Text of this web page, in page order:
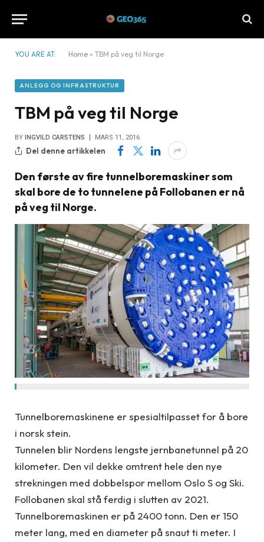
YOU ARE AT: Home » TBM på veg til Norge
ANLEGG OG INFRASTRUKTUR
TBM på veg til Norge
BY INGVILD CARSTENS MARS 11, 2016
Del denne artikkelen
Den første av fire tunnelboremaskiner som
skal bore de to tunnelene på Follobanen er nå
på veg til Norge.
Tunnelboremaskinene er spesialtilpasset for å bore
i norsk stein.
Tunnelen blir Nordens lengste jernbanetunnel på 20
kilometer. Den vil dekke omtrent hele den nye
strekningen med dobbelspor mellom Oslo S og Ski.
Follobanen skal stå ferdig i slutten av 2021.
Tunnelboremaskinen er på 2400 tonn. Den er 150
meter lang, med en diameter på snaut ti meter. I